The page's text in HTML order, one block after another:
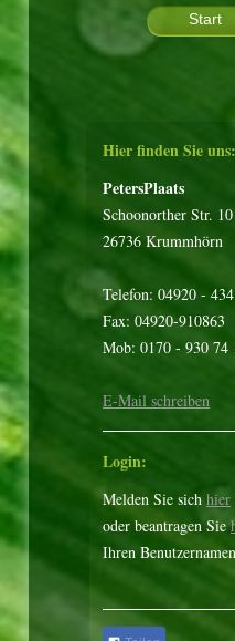
Start
Hier finden Sie uns:
PetersPlaats
Schoonorther Str. 10
26736 Krummhörn
Telefon: 04920 - 434
Fax: 04920-910863
Mob: 0170 - 930 74
E-Mail schreiben
Login:
Melden Sie sich hier
oder beantragen Sie
Ihren